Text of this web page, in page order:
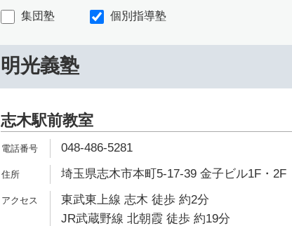
集団塾 個別指導塾
明光義塾
志木駅前教室
048-486-5281
埼玉県志木市本町5-17-39 金子ビル1F・2F
東武東上線 志木 徒歩 約2分
JR武蔵野線 北朝霞 徒歩 約19分